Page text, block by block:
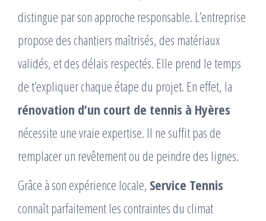
distingue par son approche responsable. L’entreprise
propose des chantiers maîtrisés, des matériaux
validés, et des délais respectés. Elle prend le temps
de t’expliquer chaque étape du projet. En effet, la
rénovation d’un court de tennis à Hyères
nécessite une vraie expertise. Il ne suffit pas de
remplacer un revêtement ou de peindre des lignes.
Grâce à son expérience locale, Service Tennis
connaît parfaitement les contraintes du climat